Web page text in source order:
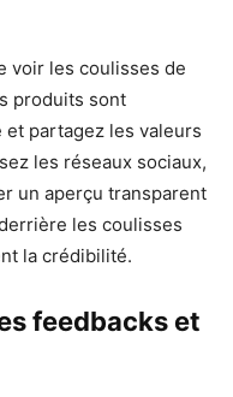
voir les coulisses de
produits sont
partagez les valeurs
les réseaux sociaux,
un aperçu transparent
les coulisses
la crédibilité.
feedbacks et